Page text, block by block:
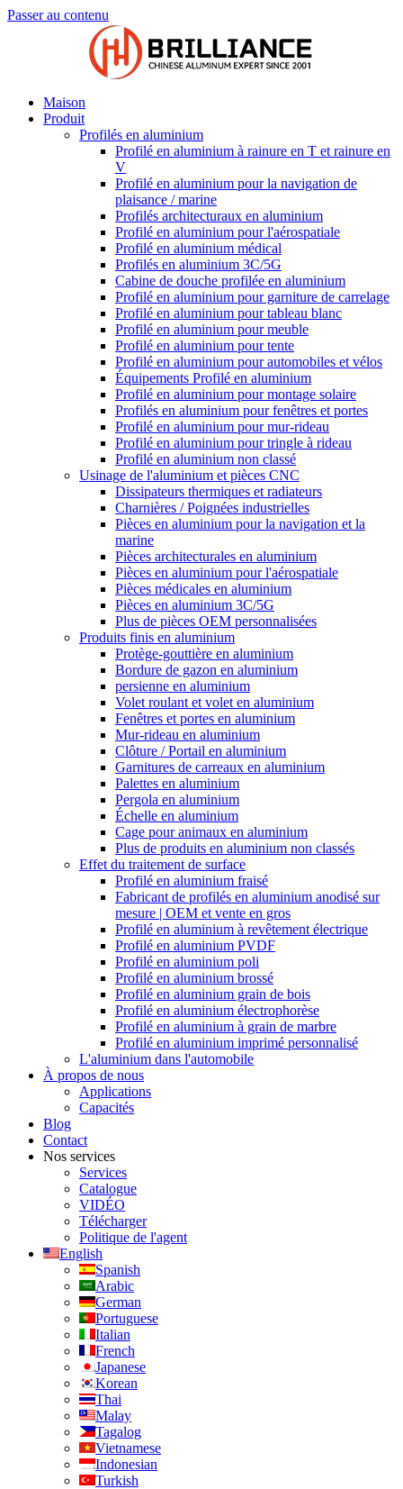
Passer au contenu
Maison
Produit
Profilés en aluminium
Profilé en aluminium à rainure en T et rainure en
V
Profilé en aluminium pour la navigation de
plaisance / marine
Profilés architecturaux en aluminium
Profilé en aluminium pour l'aérospatiale
Profilé en aluminium médical
Profilés en aluminium 3C/5G
Cabine de douche profilée en aluminium
Profilé en aluminium pour garniture de carrelage
Profilé en aluminium pour tableau blanc
Profilé en aluminium pour meuble
Profilé en aluminium pour tente
Profilé en aluminium pour automobiles et vélos
Équipements Profilé en aluminium
Profilé en aluminium pour montage solaire
Profilés en aluminium pour fenêtres et portes
Profilé en aluminium pour mur-rideau
Profilé en aluminium pour tringle à rideau
Profilé en aluminium non classé
Usinage de l'aluminium et pièces CNC
Dissipateurs thermiques et radiateurs
Charnières / Poignées industrielles
Pièces en aluminium pour la navigation et la
marine
Pièces architecturales en aluminium
Pièces en aluminium pour l'aérospatiale
Pièces médicales en aluminium
Pièces en aluminium 3C/5G
Plus de pièces OEM personnalisées
Produits finis en aluminium
Protège-gouttière en aluminium
Bordure de gazon en aluminium
persienne en aluminium
Volet roulant et volet en aluminium
Fenêtres et portes en aluminium
Mur-rideau en aluminium
Clôture / Portail en aluminium
Garnitures de carreaux en aluminium
Palettes en aluminium
Pergola en aluminium
Échelle en aluminium
Cage pour animaux en aluminium
Plus de produits en aluminium non classés
Effet du traitement de surface
Profilé en aluminium fraisé
Fabricant de profilés en aluminium anodisé sur
mesure | OEM et vente en gros
Profilé en aluminium à revêtement électrique
Profilé en aluminium PVDF
Profilé en aluminium poli
Profilé en aluminium brossé
Profilé en aluminium grain de bois
Profilé en aluminium électrophorèse
Profilé en aluminium à grain de marbre
Profilé en aluminium imprimé personnalisé
L'aluminium dans l'automobile
À propos de nous
Applications
Capacités
Blog
Contact
Nos services
Services
Catalogue
VIDÉO
Télécharger
Politique de l'agent
English
Spanish
Arabic
German
Portuguese
Italian
French
Japanese
Korean
Thai
Malay
Tagalog
Vietnamese
Indonesian
Turkish